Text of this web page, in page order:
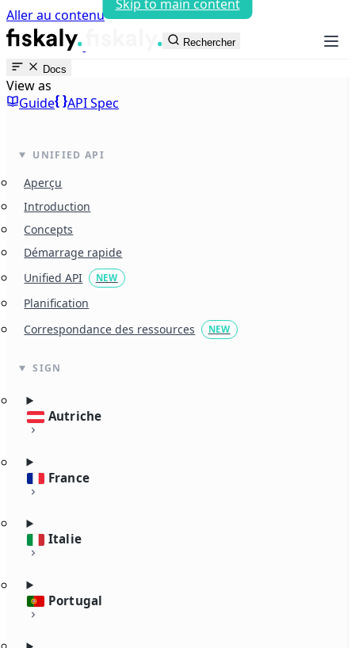
Aller au contenu
Skip to main content
fiskaly Workspace
Rechercher
Docs
View as
Guide
API Spec
UNIFIED API
Aperçu
Introduction
Concepts
Démarrage rapide
Unified API
NEW
Planification
Correspondance des ressources
NEW
SIGN
Autriche
France
Italie
Portugal